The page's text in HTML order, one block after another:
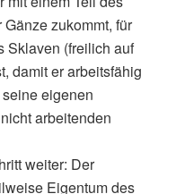
zukommt, für
Sklaven (freilich auf
damit er arbeitsfähig
eigenen
arbeitenden
weiter: Der
Eigentum des